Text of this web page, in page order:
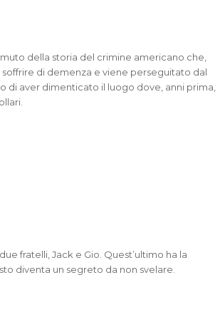
della storia del crimine americano che,
di demenza e viene perseguitato dal
di aver dimenticato il luogo dove, anni prima,
fratelli, Jack e Gio. Quest’ultimo ha la
diventa un segreto da non svelare.